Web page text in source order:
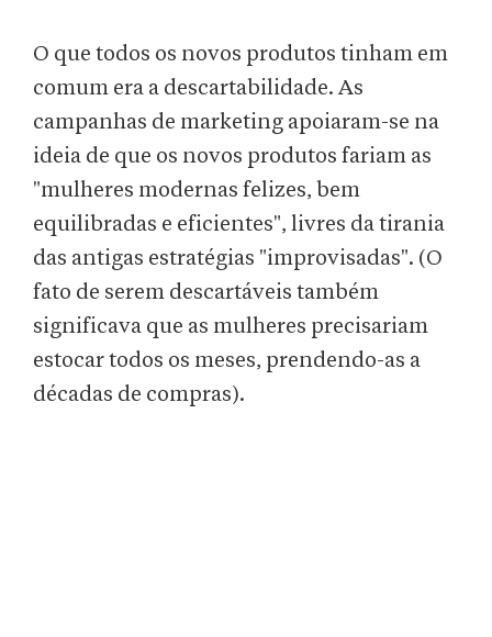
O que todos os novos produtos tinham em
comum era a descartabilidade. As
campanhas de marketing apoiaram-se na
ideia de que os novos produtos fariam as
"mulheres modernas felizes, bem
equilibradas e eficientes", livres da tirania
das antigas estratégias "improvisadas". (O
fato de serem descartáveis ​​também
significava que as mulheres precisariam
estocar todos os meses, prendendo-as a
décadas de compras).